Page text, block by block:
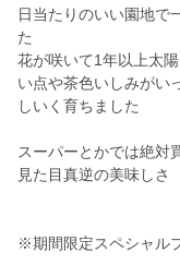
日当たりのいい園地で
た
花が咲いて1年以上太
い点や茶色いしみがい
しいく育ちました
スーパーとかでは絶対
見た目真逆の美味しさ
※期間限定スペシャル